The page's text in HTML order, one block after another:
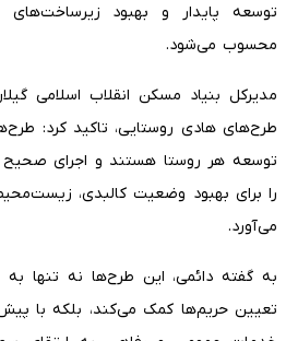
توسعه پایدار و بهبود
محسوب می‌شود.
مدیرکل بنیاد مسکن انقلاب اسلامی
طرح‌های هادی روستایی، تاکید کرد:
توسعه هر روستا هستند و اجرای
را برای بهبود وضعیت کالبدی،
می‌آورد.
به گفته دائمی، این طرح‌ها نه تنها
تعیین حریم‌ها کمک می‌کند، بلکه با